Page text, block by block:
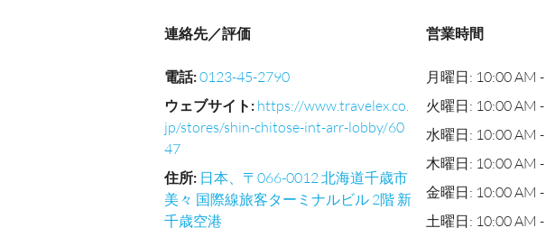
連絡先／評価
電話:0123-45-2790
ウェブサイト : https://www.travelex.co.
jp/stores/shin-chitose-int-arr-lobby/60
47
住所: 日本、〒066-0012 北海道千歳市
美々 国際線旅客ターミナルビル 2階 新
千歳空港
営業時間
月曜日: 10:00 AM
火曜日: 10:00 AM
水曜日: 10:00 AM
木曜日: 10:00 AM
金曜日: 10:00 AM
土曜日: 10:00 AM